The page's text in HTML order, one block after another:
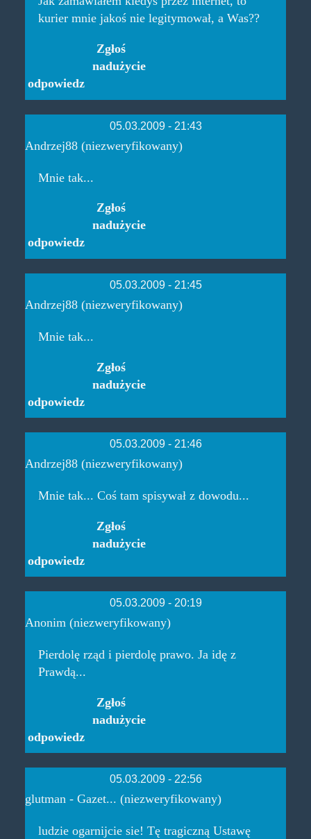
kurier mnie jakoś nie legitymował, a Was??
odpowiedz
Zgłoś
nadużycie
05.03.2009 - 21:43
Andrzej88 (niezweryfikowany)
Mnie tak...
odpowiedz
Zgłoś
nadużycie
05.03.2009 - 21:45
Andrzej88 (niezweryfikowany)
Mnie tak...
odpowiedz
Zgłoś
nadużycie
05.03.2009 - 21:46
Andrzej88 (niezweryfikowany)
Mnie tak... Coś tam spisywał z dowodu...
odpowiedz
Zgłoś
nadużycie
05.03.2009 - 20:19
Anonim (niezweryfikowany)
Pierdolę rząd i pierdolę prawo. Ja idę z
Prawdą...
odpowiedz
Zgłoś
nadużycie
05.03.2009 - 22:56
glutman - Gazet... (niezweryfikowany)
ludzie ogarnijcie sie! Tę tragiczną Ustawę